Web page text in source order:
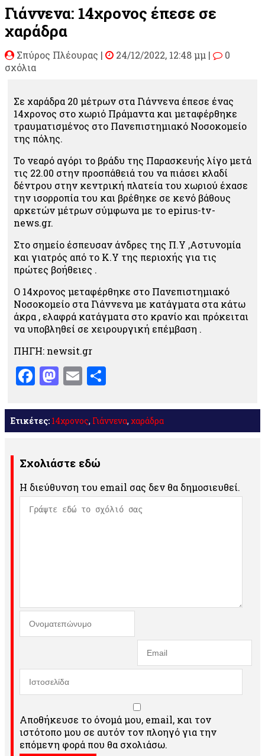
Γιάννενα: 14χρονος έπεσε σε
χαράδρα
Σπύρος Πλέουρας | 24/12/2022, 12:48 μμ |
0
σχόλια
Σε χαράδρα 20 μέτρων στα Γιάννενα έπεσε ένας
14χρονος στο χωριό Πράμαντα και μεταφέρθηκε
τραυματισμένος στο Πανεπιστημιακό Νοσοκομείο
της πόλης.
Το νεαρό αγόρι το βράδυ της Παρασκευής λίγο μετά
τις 22.00 στην προσπάθειά του να πιάσει κλαδί
δέντρου στην κεντρική πλατεία του χωριού έχασε
την ισορροπία του και βρέθηκε σε κενό βάθους
αρκετών μέτρων σύμφωνα με το epirus-tv-
news.gr.
Στο σημείο έσπευσαν άνδρες της Π.Υ ,Αστυνομία
και γιατρός από το Κ.Υ της περιοχής για τις
πρώτες βοήθειες .
Ο 14χρονος μεταφέρθηκε στο Πανεπιστημιακό
Νοσοκομείο στα Γιάννενα με κατάγματα στα κάτω
άκρα , ελαφρά κατάγματα στο κρανίο και πρόκειται
να υποβληθεί σε χειρουργική επέμβαση .
ΠΗΓΗ: newsit.gr
Facebook
Mastodon
Email
Ετικέτες: 14χρονος, Γιάννενα, χαράδρα
Σχολιάστε εδώ
Η διεύθυνση του email σας δεν θα δημοσιευθεί.
Αποθήκευσε το όνομά μου, email, και τον
ιστότοπο μου σε αυτόν τον πλοηγό για την
επόμενη φορά που θα σχολιάσω.